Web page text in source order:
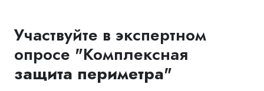
Участвуйте в экспертном
опросе "Комплексная
защита периметра"